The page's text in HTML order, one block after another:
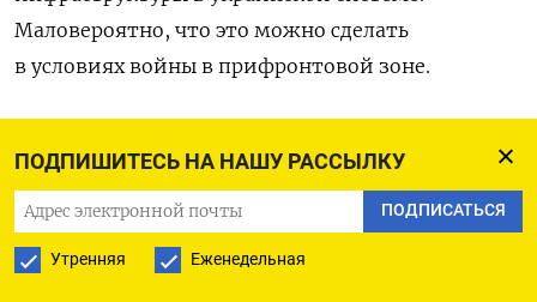
ПОДПИШИТЕСЬ НА НАШУ РАССЫЛКУ
ПОДПИСАТЬСЯ
Утренняя Еженедельная
Маловероятно, что это можно сделать
в условиях войны в прифронтовой зоне.
в долгосрочной перспективе, то надо понимать,
что два работающих на Курской АЭС реактора
РБМК на блоках № 3 и № 4 уже дорабатывают
свой 45-летний ресурс и должны быть